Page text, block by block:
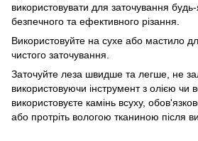
використовувати для заточування
безпечного та ефективного різання.
Використовуйте на сухе або мастило
чистого заточування.
Заточуйте леза швидше та легше, не
використовуючи інструмент з олією
використовуєте камінь всуху,
або протріть вологою тканиною після